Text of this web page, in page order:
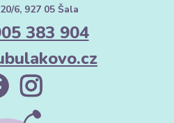
6, 927 05 Šala
383 904